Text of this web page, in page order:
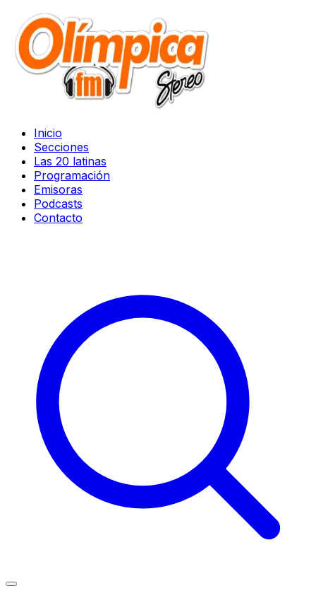
Inicio
Secciones
Las 20 latinas
Programación
Emisoras
Podcasts
Contacto